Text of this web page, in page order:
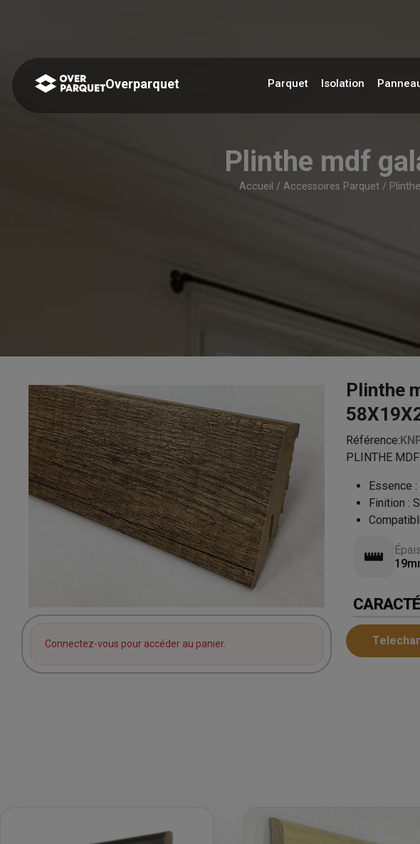
Overparquet Parquet Isolation
Plinthe mdf
Accueil / Accessoires Parquet /
Connectez-vous pour accéder au panier.
Plinthe
Référence:
PLINTHE
Essence :
Finition :